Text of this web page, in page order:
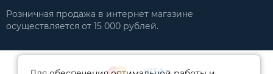
Розничная продажа в интернет магазине
осуществляется от 15 000 рублей.